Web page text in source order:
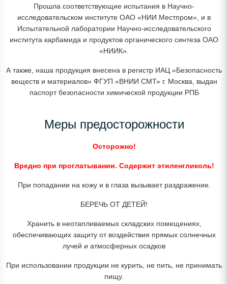
Прошла соответствующие испытания в Научно-
исследовательском институте ОАО «НИИ Местпром», и в
Испытательной лаборатории Научно-исследовательского
института карбамида и продуктов органического синтеза ОАО
«НИИК».
А также, наша продукция внесена в регистр ИАЦ «Безопасность
веществ и материалов» ФГУП «ВНИИ СМТ» г. Москва, выдан
паспорт безопасности химической продукции РПБ
Меры предосторожности
Осторожно!
Вредно при проглатывании. Содержит этиленгликоль!
При попадании на кожу и в глаза вызывает раздражение.
БЕРЕЧЬ ОТ ДЕТЕЙ!
Хранить в неотапливаемых складских помещениях,
обеспечивающих защиту от воздействия прямых солнечных
лучей и атмосферных осадков
При использовании продукции не курить, не пить, не принимать
пищу.